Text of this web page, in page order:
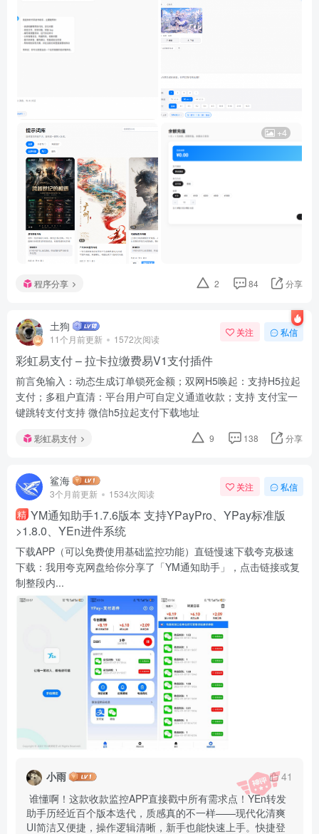
+4
程序分享 2 84 分享
土狗
11个月前更新 1572次阅读
关注 私信
彩虹易支付 – 拉卡拉缴费易V1支付插件
前言免输入：动态生成订单锁死金额；双网H5唤起：支持H5拉起
支付；多租户直清：平台用户可自定义通道收款；支持 支付宝一
键跳转支付支持 微信h5拉起支付下载地址
彩虹易支付 9 138 分享
鲨海
3个月前更新 1534次阅读
关注 私信
精 YM通知助手1.7.6版本 支持YPayPro、YPay标准版
>1.8.0、YEn进件系统
下载APP（可以免费使用基础监控功能）直链慢速下载夸克极速
下载：我用夸克网盘给你分享了「YM通知助手」，点击链接或复
制整段内...
小雨
41
谁懂啊！这款收款监控APP直接戳中所有需求点！YEn转发
助手历经近百个版本迭代，质感真的不一样——现代化清爽
UI简洁又便捷，操作逻辑清晰，新手也能快速上手。快捷登